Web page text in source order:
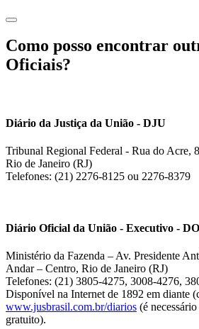
Como posso encontrar
Oficiais?
Diário da Justiça da União - DJU
Tribunal Regional Federal - Rua do Acre,
Rio de Janeiro (RJ)
Telefones: (21) 2276-8125 ou 2276-8379
Diário Oficial da União - Executivo -
Ministério da Fazenda – Av. Presidente
Andar – Centro, Rio de Janeiro (RJ)
Telefones: (21) 3805-4275, 3008-4276,
Disponível na Internet de 1892 em diante
www.jusbrasil.com.br/diarios (é
gratuito).